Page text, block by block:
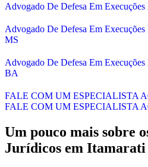
Advogado De Defesa Em
Advogado De Defesa Em
MS
Advogado De Defesa Em
BA
FALE COM UM ESPECIALISTA
FALE COM UM ESPECIALISTA
Um pouco mais sobre
Jurídicos em Itamarati